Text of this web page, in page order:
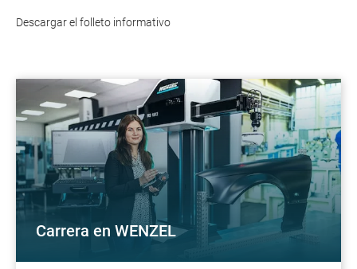
Descargar el folleto informativo
Carrera en WENZEL